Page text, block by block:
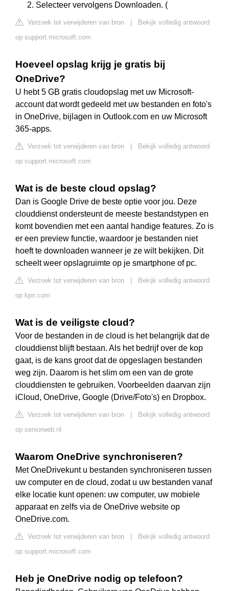
Selecteer vervolgens Downloaden. (
Verzoek tot verwijderen van bron
Bekijk volledig antwoord
op support.microsoft.com
Hoeveel opslag krijg je gratis bij
OneDrive?
U hebt 5 GB gratis cloudopslag met uw Microsoft-
account dat wordt gedeeld met uw bestanden en foto's
in OneDrive, bijlagen in Outlook.com en uw Microsoft
365-apps.
Verzoek tot verwijderen van bron
Bekijk volledig antwoord
op support.microsoft.com
Wat is de beste cloud opslag?
Dan is Google Drive de beste optie voor jou. Deze
clouddienst ondersteunt de meeste bestandstypen en
komt bovendien met een aantal handige features. Zo is
er een preview functie, waardoor je bestanden niet
hoeft te downloaden wanneer je ze wilt bekijken. Dit
scheelt weer opslagruimte op je smartphone of pc.
Verzoek tot verwijderen van bron
Bekijk volledig antwoord
op kpn.com
Wat is de veiligste cloud?
Voor de bestanden in de cloud is het belangrijk dat de
clouddienst blijft bestaan. Als het bedrijf over de kop
gaat, is de kans groot dat de opgeslagen bestanden
weg zijn. Daarom is het slim om een van de grote
clouddiensten te gebruiken. Voorbeelden daarvan zijn
iCloud, OneDrive, Google (Drive/Foto's) en Dropbox.
Verzoek tot verwijderen van bron
Bekijk volledig antwoord
op seniorweb.nl
Waarom OneDrive synchroniseren?
Met OneDrivekunt u bestanden synchroniseren tussen
uw computer en de cloud, zodat u uw bestanden vanaf
elke locatie kunt openen: uw computer, uw mobiele
apparaat en zelfs via de OneDrive website op
OneDrive.com.
Verzoek tot verwijderen van bron
Bekijk volledig antwoord
op support.microsoft.com
Heb je OneDrive nodig op telefoon?